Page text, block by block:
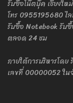
รับซื้อโน๊ตบุ๊ค เชียงให
โทร 0955195680
รับซื้อ Notebook รับ
ตลอด 24 ชม
ภายใต้การบริหารโด
เลขที่ 00000052 ใน